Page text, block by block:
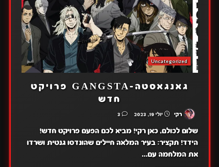
Uncategorized
גאנגאסטה-GANGSTA פרויקט
חדש
רקי יולי 19, 2023 3
שלום לכולם, כאן רקי! מביא לכם הפעם פרויקט חדש!
הידד! תקציר: בעיר המלאה חיילים שהונדסו גנטית ושרדו
את המלחמה עם...